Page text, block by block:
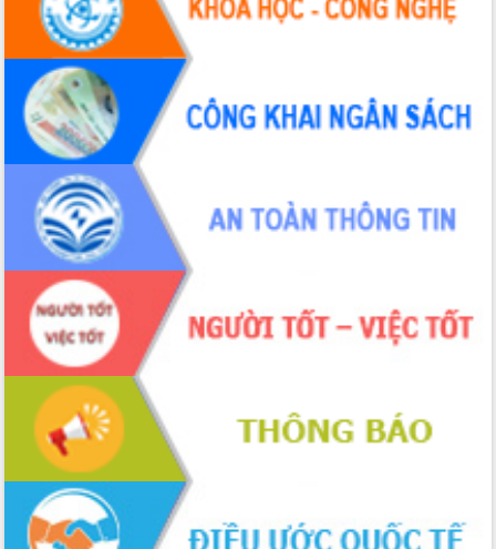
Tập huấn ứng dụng trí tuệ nhân tạo (AI)
trong thương mại điện tử năm 2026
Đoàn đại biểu Quốc hội tỉnh Đắk Lắk
trao đổi thông tin trước Kỳ họp thứ
nhất, Quốc hội khóa XVI
Quyết liệt cải cách hành chính, khơi
thông nguồn lực phát triển
Nâng cao hiệu lực, hiệu quả HĐND
tỉnh thông qua hiện đại hóa hành chính
Xã Ea Phê gắn cải cách hành chính với
chuyển đổi số
Phó Chủ tịch Thường trực UBND tỉnh
Hồ Thị Nguyên Thảo làm việc tại Trung
tâm Phục vụ hành chính công xã Ea
Phê
Xây dựng nền hành chính số đồng
hành cùng nông dân dân, doanh nghiệp
Giai đoạn 2026-2030, Đắk Lắk phấn
đấu có 77% xã đạt chuẩn nông thôn
mới
Chuyển đổi số 'mở đường' cho nông
nghiệp Đắk Lắk tăng trưởng bứt phá